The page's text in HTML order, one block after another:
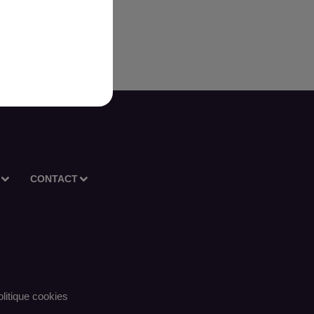
CONTACT
cookies